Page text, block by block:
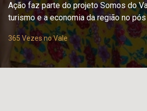
Ação faz parte do projeto Somos do
turismo e a economia da região no
365 Vezes no Vale